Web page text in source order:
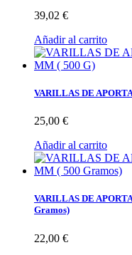
39,02 €
Añadir al carrito
VARILLAS DE
25,00 €
Añadir al carrito
VARILLAS DE
Gramos)
22,00 €